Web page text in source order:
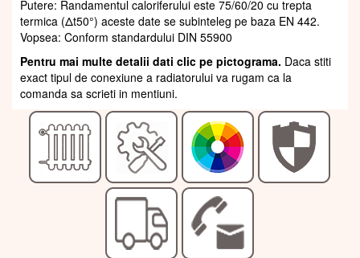
Putere: Randamentul caloriferului este 75/60/20 cu trepta
termica (Δt50°) aceste date se subinteleg pe baza EN 442.
Vopsea: Conform standardului DIN 55900
Pentru mai multe detalii dati clic pe pictograma. Daca stiti
exact tipul de conexiune a radiatorului va rugam ca la
comanda sa scrieti in mentiuni.